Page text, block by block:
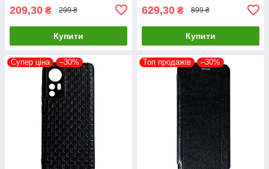
209,30 ₴ 299 ₴
Купити
629,30 ₴ 899 ₴
Купити
Супер ціна –30% Топ продажів –30%